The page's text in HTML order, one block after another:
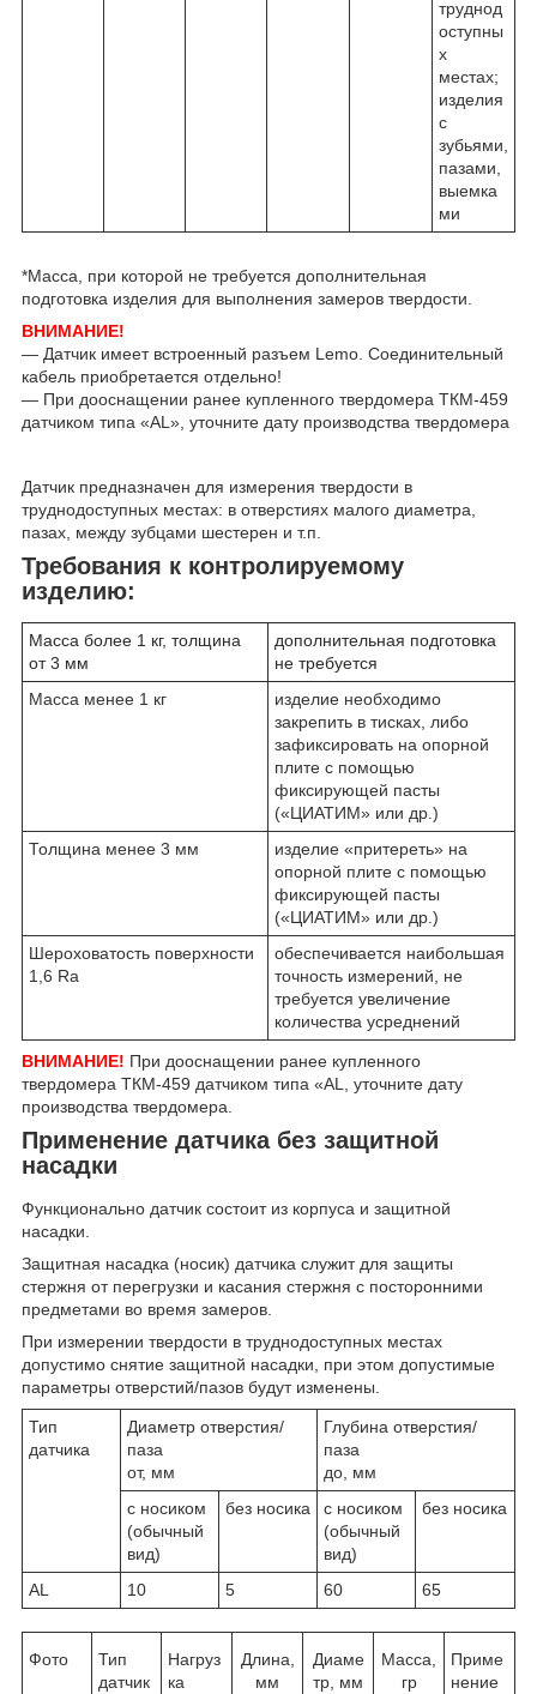
труднод
оступны
х
местах;
изделия
с
зубьями,
пазами,
выемка
ми
*Mасса, при которой не требуется дополнительная
подготовка изделия для выполнения замеров твердости.
ВНИМАНИЕ!
— Датчик имеет встроенный разъем Lemo. Соединительный
кабель приобретается отдельно!
— При дооснащении ранее купленного твердомера ТКМ-459
датчиком типа «AL», уточните дату производства твердомера
Датчик предназначен для измерения твердости в
труднодоступных местах: в отверстиях малого диаметра,
пазах, между зубцами шестерен и т.п.
Требования к контролируемому
изделию:
Масса более 1 кг, толщина
от 3 мм
дополнительная подготовка
не требуется
Масса менее 1 кг
изделие необходимо
закрепить в тисках, либо
зафиксировать на опорной
плите с помощью
фиксирующей пасты
(«ЦИАТИМ» или др.)
Толщина менее 3 мм
изделие «притереть» на
опорной плите с помощью
фиксирующей пасты
(«ЦИАТИМ» или др.)
Шероховатость поверхности
1,6 Ra
обеспечивается наибольшая
точность измерений, не
требуется увеличение
количества усреднений
ВНИМАНИЕ! При дооснащении ранее купленного
твердомера ТКМ-459 датчиком типа «АL, уточните дату
производства твердомера.
Применение датчика без защитной
насадки
Функционально датчик состоит из корпуса и защитной
насадки.
Защитная насадка (носик) датчика служит для защиты
стержня от перегрузки и касания стержня с посторонними
предметами во время замеров.
При измерении твердости в труднодоступных местах
допустимо снятие защитной насадки, при этом допустимые
параметры отверстий/пазов будут изменены.
Тип
датчика
Диаметр отверстия/
паза
от, мм
Глубина отверстия/
паза
до, мм
с носиком
(обычный
вид)
без носика
с носиком
(обычный
вид)
без носика
AL 10 5 60 65
Фото
Тип
датчик
Нагруз
ка
Длина,
мм
Диаме
тр, мм
Масса,
гр
Приме
нение